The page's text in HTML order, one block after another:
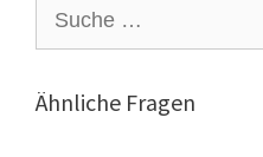
nach:
Ähnliche Fragen